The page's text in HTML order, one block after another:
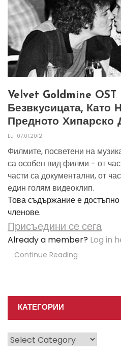
Velvet Goldmine OST
Безвкусицата, Като
Предното Хипарско
Lu 07.01.2012
Филмите, посветени на
са особен вид филми - от
части са документални, от
един голям видеоклип.
Това съдържание е
членове.
Присъедини се сега
Already a member? Log in
Continue Reading
КАТЕГОРИИ
Категории